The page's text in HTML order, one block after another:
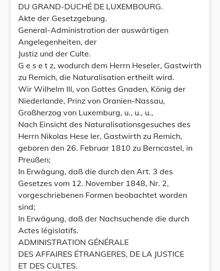
DU GRAND-DUCHÉ DE LUXEMBOURG.
Akte der Gesetzgebung.
General-Administration der auswärtigen
Angelegenheiten, der
Justiz und der Culte.
G e s e t z, wodurch dem Herrn Heseler, Gastwirth
zu Remich, die Naturalisation ertheilt wird.
Wir Wilhelm III, von Gottes Gnaden, König der
Niederlande, Prinz von Oranien-Nassau,
Großherzog von Luxemburg, u., u., u.,
Nach Einsicht des Naturalisationsgesuches des
Herrn Nikolas Hese ler, Gastwirth zu Remich,
geboren den 26. Februar 1810 zu Berncastel, in
Preußen;
In Erwägung, daß die durch den Art. 3 des
Gesetzes vom 12. November 1848, Nr. 2,
vorgeschriebenen Formen beobachtet worden
sind;
In Erwägung, daß der Nachsuchende die durch
Actes législatifs.
ADMINISTRATION GÉNÉRALE
DES AFFAIRES ÉTRANGERES, DE LA JUSTICE
ET DES CULTES.